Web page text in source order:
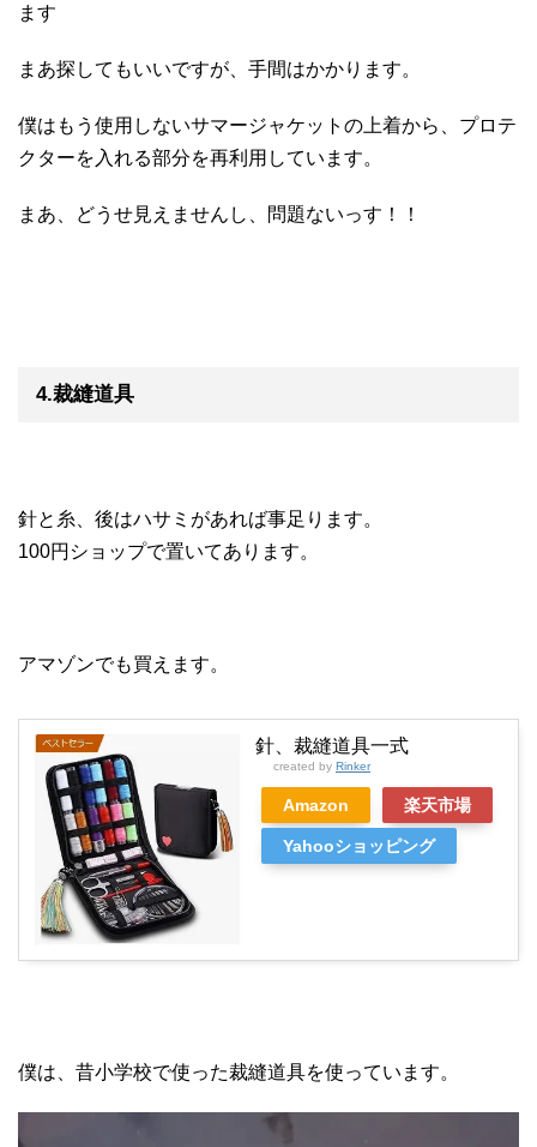
ます
まあ探してもいいですが、手間はかかります。
僕はもう使用しないサマージャケットの上着から、プロテ
クターを入れる部分を再利用しています。
まあ、どうせ見えませんし、問題ないっす！！
4.裁縫道具
針と糸、後はハサミがあれば事足ります。
100円ショップで置いてあります。
アマゾンでも買えます。
針、裁縫道具一式
created by Rinker
Amazon 楽天市場
Yahooショッピング
僕は、昔小学校で使った裁縫道具を使っています。